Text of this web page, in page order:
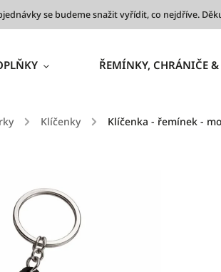
se budeme snažit vyřídit, co nejdříve.
ŘEMÍNKY, CHRÁNIČE
/ Klíčenky / Klíčenka - řemínek -